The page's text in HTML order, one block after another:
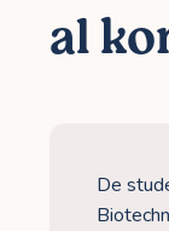
al
De